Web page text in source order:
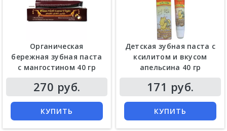
Органическая
бережная зубная паста
с мангостином 40 гр
270 руб.
КУПИТЬ
Детская зубная паста с
ксилитом и вкусом
апельсина 40 гр
171 руб.
КУПИТЬ